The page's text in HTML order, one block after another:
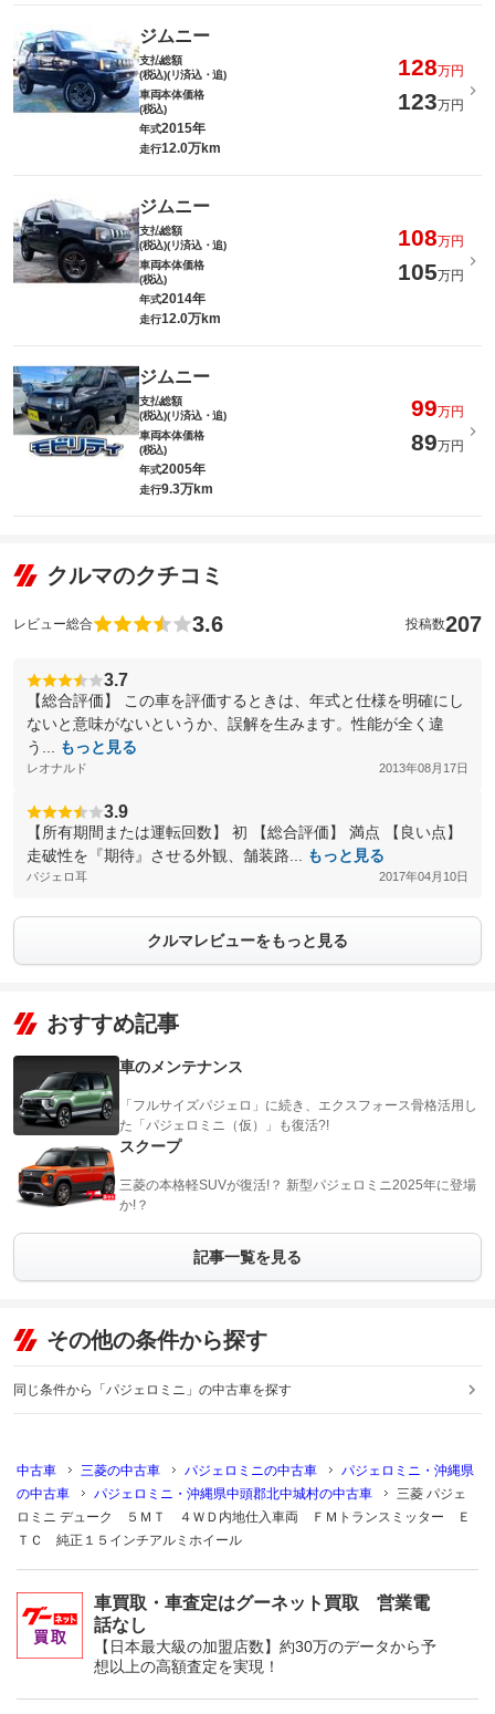
ジムニー
支払総額
(税込)(リ済込・追)
128万円
車両本体価格
(税込)
123万円
年式2015年
走行12.0万km
ジムニー
支払総額
(税込)(リ済込・追)
108万円
車両本体価格
(税込)
105万円
年式2014年
走行12.0万km
ジムニー
支払総額
(税込)(リ済込・追)
99万円
車両本体価格
(税込)
89万円
年式2005年
走行9.3万km
クルマのクチコミ
レビュー総合 3.6 投稿数207
3.7
【総合評価】 この車を評価するときは、年式と仕様を明確にし
ないと意味がないというか、誤解を生みます。性能が全く違
う...
もっと見る
レオナルド 2013年08月17日
3.9
【所有期間または運転回数】 初 【総合評価】 満点 【良い点】
走破性を『期待』させる外観、舗装路...
もっと見る
パジェロ耳 2017年04月10日
クルマレビューをもっと見る
おすすめ記事
車のメンテナンス
「フルサイズパジェロ」に続き、エクスフォース骨格活用し
た「パジェロミニ（仮）」も復活?!
スクープ
三菱の本格軽SUVが復活!？ 新型パジェロミニ2025年に登場
か!？
記事一覧を見る
その他の条件から探す
同じ条件から「パジェロミニ」の中古車を探す
中古車 三菱の中古車 パジェロミニの中古車
パジェロミニ・沖縄県
の中古車
パジェロミニ・沖縄県中頭郡北中城村の中古車
三菱 パジェ
ロミニ デューク ５ＭＴ ４ＷＤ内地仕入車両 ＦＭトランスミッター Ｅ
ＴＣ 純正１５インチアルミホイール
車買取・車査定はグーネット買取 営業電
話なし
【日本最大級の加盟店数】約30万のデータから予
想以上の高額査定を実現！